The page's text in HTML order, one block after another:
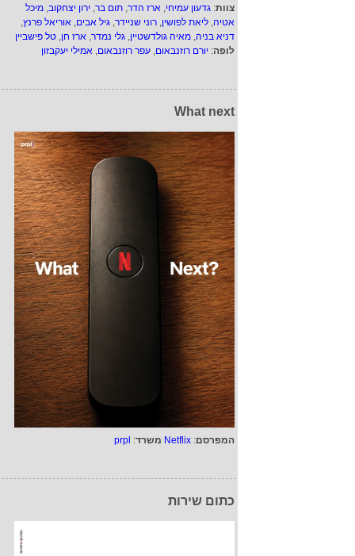
צוות: גדעון עמיחי, ארז הדר, תום בר, ירון יצחקוב, מיכל
אטיה, ליאת לפושין, רוני שניידר, גיל אבים, אוריאל פרנץ,
דניא בניה, מאיה גולדשטיין, גלי נמדר, ארז חן, טל פישביין
לופה: יורם רוזנבאום, עפר רוזנבאום, אמילי יעקבזון
What next
המפרסם:
Netflix משרד:
prpl
כתום שירות